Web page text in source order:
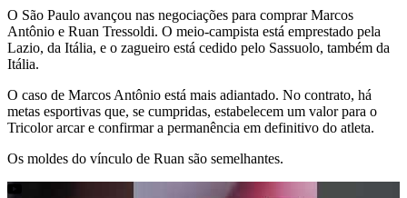
O São Paulo avançou nas negociações para comprar Marcos
Antônio e Ruan Tressoldi. O meio-campista está emprestado pela
Lazio, da Itália, e o zagueiro está cedido pelo Sassuolo, também da
Itália.
O caso de Marcos Antônio está mais adiantado. No contrato, há
metas esportivas que, se cumpridas, estabelecem um valor para o
Tricolor arcar e confirmar a permanência em definitivo do atleta.
Os moldes do vínculo de Ruan são semelhantes.